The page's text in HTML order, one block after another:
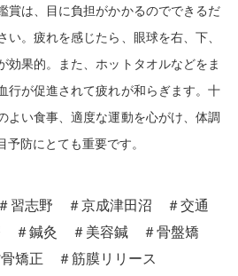
賞は、目に負担がかかるのでできるだ
い。疲れを感じたら、眼球を右、下、
効果的。また、ホットタオルなどをま
行が促進されて疲れが和らぎます。十
よい食事、適度な運動を心がけ、体調
防にとても重要です。
志野 ＃京成津田沼 ＃交通
＃鍼灸 ＃美容鍼 ＃骨盤矯
矯正 ＃筋膜リリース